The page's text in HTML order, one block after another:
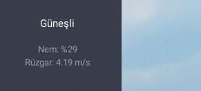
Güneşli
Nem: %29
Rüzgar: 4.19 m/s